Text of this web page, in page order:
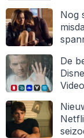
Nog
De